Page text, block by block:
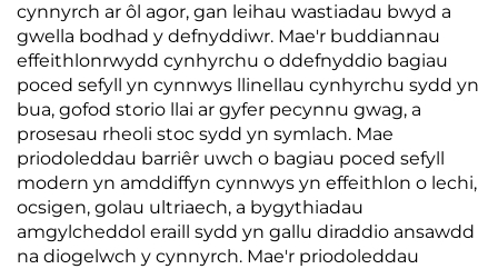
cynnyrch ar ôl agor, gan leihau wastiadau bwyd a
gwella bodhad y defnyddiwr. Mae'r buddiannau
effeithlonrwydd cynhyrchu o ddefnyddio bagiau
poced sefyll yn cynnwys llinellau cynhyrchu sydd yn
bua, gofod storio llai ar gyfer pecynnu gwag, a
prosesau rheoli stoc sydd yn symlach. Mae
priodoleddau barriêr uwch o bagiau poced sefyll
modern yn amddiffyn cynnwys yn effeithlon o lechi,
ocsigen, golau ultriaech, a bygythiadau
amgylcheddol eraill sydd yn gallu diraddio ansawdd
na diogelwch y cynnyrch. Mae'r priodoleddau